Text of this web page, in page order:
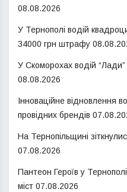
08.08.2026
У Тернополі водій
34000 грн штрафу
У Скоморохах водій “Лади”
08.08.2026
Інноваційне відновлення
провідних брендів
На Тернопільщині
07.08.2026
Пантеон Героїв у
міст 07.08.2026